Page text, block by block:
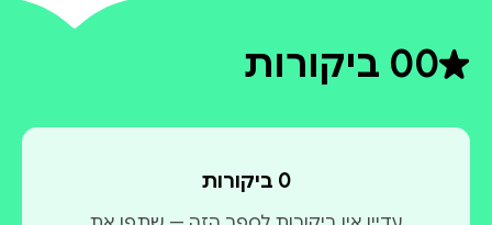
0דירוג ממוצע 0 מתוך 5
0 ביקורות
0 ביקורות